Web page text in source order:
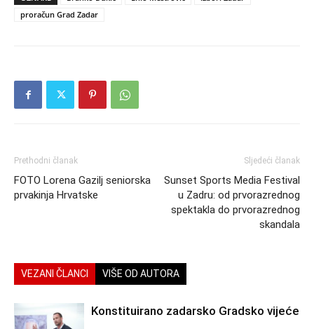
proračun Grad Zadar
Prethodni članak
FOTO Lorena Gazilj seniorska
prvakinja Hrvatske
Sljedeći članak
Sunset Sports Media Festival
u Zadru: od prvorazrednog
spektakla do prvorazrednog
skandala
VEZANI ČLANCI VIŠE OD AUTORA
Konstituirano zadarsko Gradsko vijeće